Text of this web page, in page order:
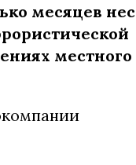
месяцев нес
местного